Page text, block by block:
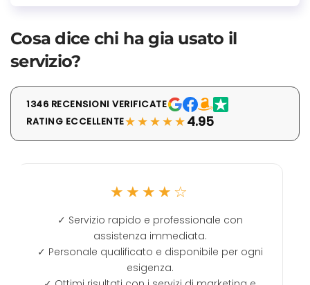
Cosa dice chi ha gia usato il
servizio?
1346 RECENSIONI VERIFICATE
RATING ECCELLENTE★★★★★4.95
per ogni
★★★★★
Ottenuta la prima pagina di Google
spesa. Ottimo.